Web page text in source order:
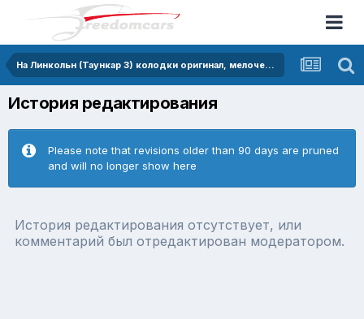
На Линкольн (Таункар 3) колодки оригинал, мелочевка, прицел
История редактирования
Please note that revisions older than 90 days are pruned
and will no longer show here
История редактирования отсутствует, или
комментарий был отредактирован модератором.